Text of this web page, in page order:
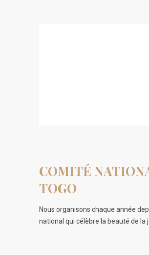
COMITÉ
TOGO
Nous organisons chaque année
national qui célèbre la beauté de la